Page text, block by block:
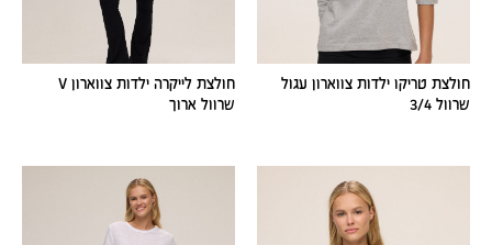
חולצת טריקו ילדות צווארון עגול
שרוול 3/4
חולצת לייקרה ילדות צווארון V
שרוול ארוך